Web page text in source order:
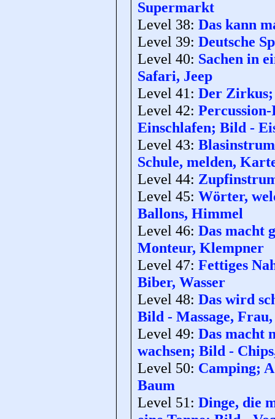
Supermarkt
Level 38: Das kann
Level 39: Deutsche
Level 40: Sachen in
Safari, Jeep
Level 41: Der Zirkus;
Level 42:
Einschlafen; Bild -
Level 43:
Schule, melden,
Level 44:
Level 45: Wörter,
Ballons, Himmel
Level 46: Das macht
Monteur, Klempner
Level 47: Fettiges
Biber, Wasser
Level 48: Das wird
Bild - Massage,
Level 49: Das macht
wachsen; Bild -
Level 50: Camping;
Baum
Level 51: Dinge, die